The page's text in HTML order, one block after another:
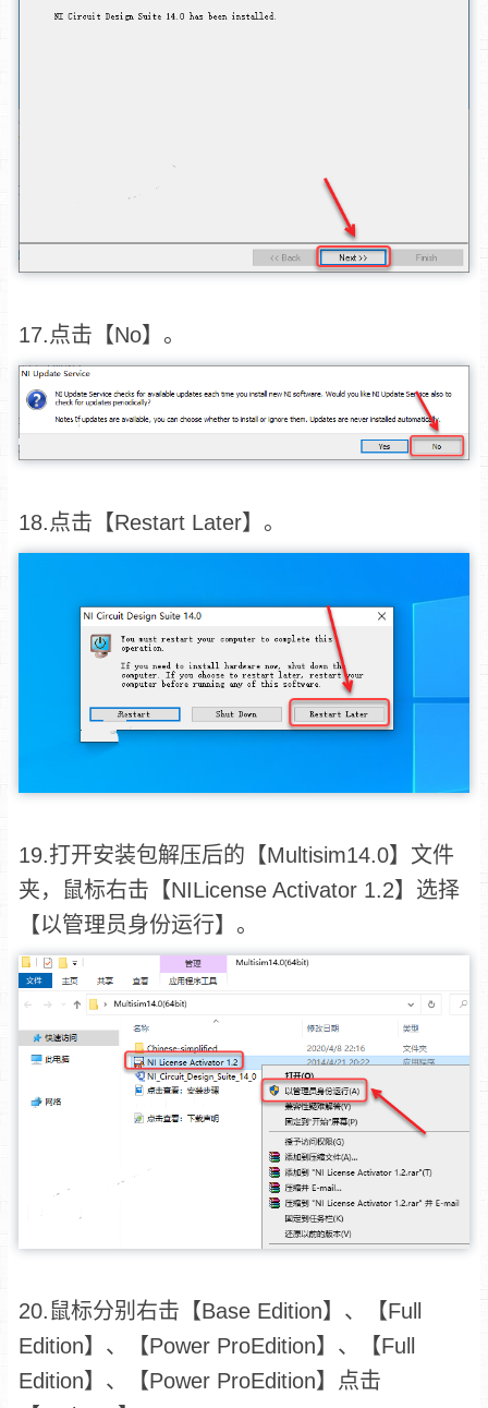
17.点击【No】。
18.点击【Restart Later】。
19.打开安装包解压后的【Multisim14.0】文件
夹，鼠标右击【NILicense Activator 1.2】选择
【以管理员身份运行】。
20.鼠标分别右击【Base Edition】、【Full
Edition】、【Power ProEdition】、【Full
Edition】、【Power ProEdition】点击